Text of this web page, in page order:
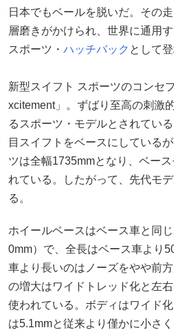
日本でもベールを脱いだ。その
層磨きがかけられ、世界に通用
スポーツ・ ハッチバック として登
新型スイフト スポーツのコンセ
xcitement」。ずばり至高の刺激
るスポーツ・モデルとされてい
目スイフトをベースにしている
ツは全幅1735mmとなり、ベー
れている。したがって、先代モ
る。
ホイールベースはベース車と同
0mm）で、全長はベース車より
車より長いのはノーズをやや前
の増大はワイドトレッド化と左
使われている。ボディはワイド
は5.1mmと従来より僅かに小さ